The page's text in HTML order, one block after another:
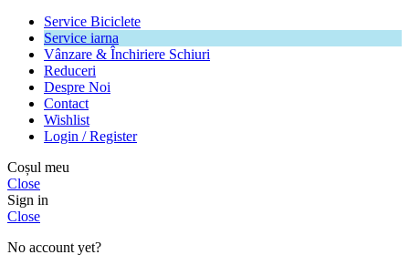
Service Biciclete
Service iarna
Vânzare & Închiriere Schiuri
Reduceri
Despre Noi
Contact
Wishlist
Login / Register
Coșul meu
Close
Sign in
Close
No account yet?